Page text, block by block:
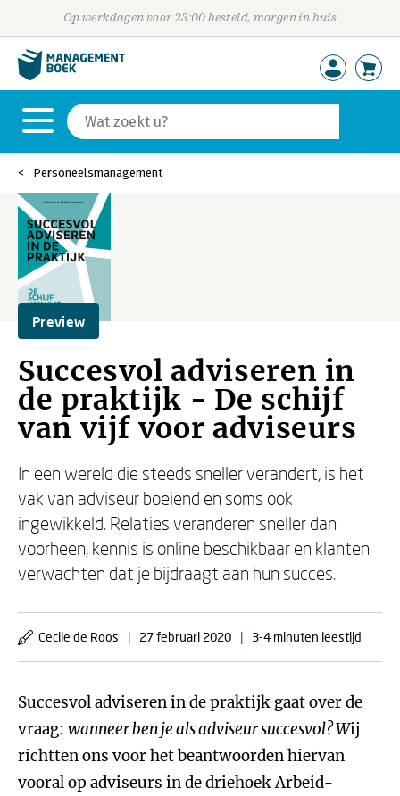
Op werkdagen voor 23:00 besteld, morgen in huis
Personeelsmanagement
Preview
Succesvol adviseren in
de praktijk - De schijf
van vijf voor adviseurs
In een wereld die steeds sneller verandert, is het
vak van adviseur boeiend en soms ook
ingewikkeld. Relaties veranderen sneller dan
voorheen, kennis is online beschikbaar en klanten
verwachten dat je bijdraagt aan hun succes.
Cecile de Roos | 27 februari 2020 | 3-4 minuten leestijd
Succesvol adviseren in de praktijk gaat over de
vraag: wanneer ben je als adviseur succesvol? Wij
richtten ons voor het beantwoorden hiervan
vooral op adviseurs in de driehoek Arbeid-